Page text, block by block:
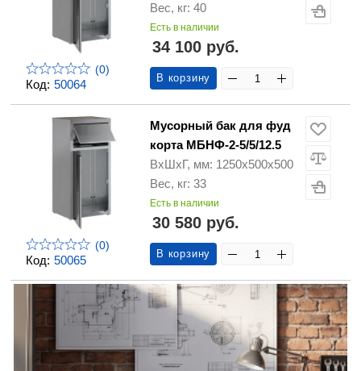
Код: 50064
(0)
Вес, кг: 40
Есть в наличии
34 100 руб.
В корзину
Код: 50065
(0)
Мусорный бак для фуд
корта МБНФ-2-5/5/12.5
ВхШхГ, мм: 1250х500х500
Вес, кг: 33
Есть в наличии
30 580 руб.
В корзину